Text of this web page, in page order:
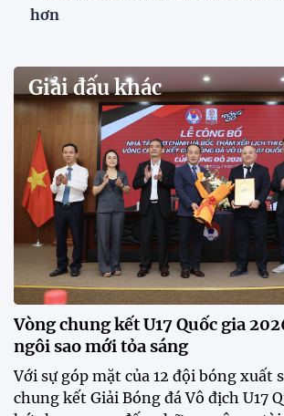
VCK U21 Quốc gia – Cúp FPT
Quy tụ 12 đội bóng trẻ hàng đầu cả
Quốc gia – Cúp FPT Play 2026 hứa
đua sôi động, đồng thời là bệ phóng
gương mặt triển vọng của bóng đá
Khai mạc chương trình tuyển
năng bóng đá nữ
ĐKVĐ Cúp Quốc gia chiêu mộ sao
Nam
Đình Bắc cùng dàn sao CAHN
V.League Awards 2026